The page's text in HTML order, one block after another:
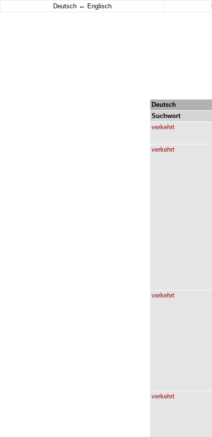
Deutsch ↔ Englisch
Deutsch
Suchwort
verkehrt
verkehrt
verkehrt
verkehrt